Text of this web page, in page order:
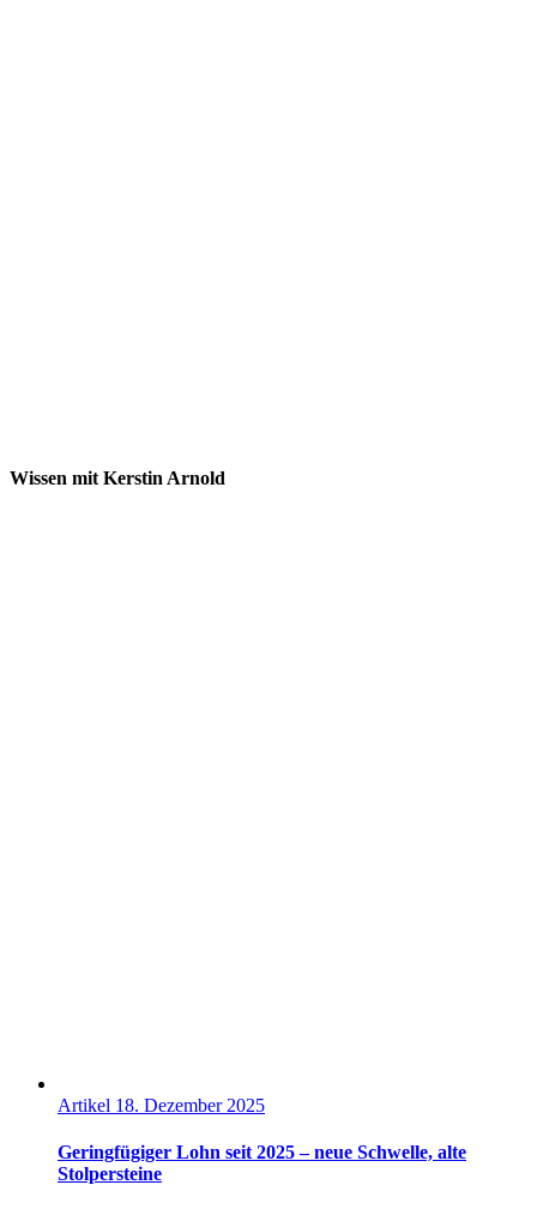
Wissen mit Kerstin Arnold
Artikel 18. Dezember 2025
Geringfügiger Lohn seit 2025 – neue Schwelle, alte
Stolpersteine